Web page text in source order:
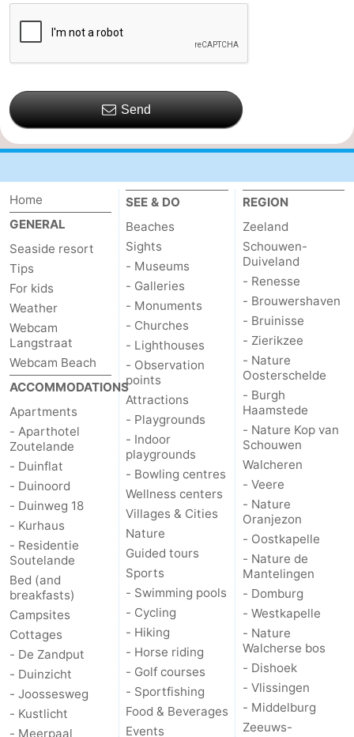
Send
Home
GENERAL
Seaside resort
Tips
For kids
Weather
Webcam
Langstraat
Webcam Beach
ACCOMMODATIONS
Apartments
- Aparthotel
Zoutelande
- Duinflat
- Duinoord
- Duinweg 18
- Kurhaus
- Residentie
Soutelande
Bed (and
breakfasts)
Campsites
Cottages
- De Zandput
- Duinzicht
- Joossesweg
- Kustlicht
- Meerpaal
SEE & DO
Beaches
Sights
- Museums
- Galleries
- Monuments
- Churches
- Lighthouses
- Observation
points
Attractions
- Playgrounds
- Indoor
playgrounds
- Bowling centres
Wellness centers
Villages & Cities
Nature
Guided tours
Sports
- Swimming pools
- Cycling
- Hiking
- Horse riding
- Golf courses
- Sportfishing
Food & Beverages
Events
REGION
Zeeland
Schouwen-
Duiveland
- Renesse
- Brouwershaven
- Bruinisse
- Zierikzee
- Nature
Oosterschelde
- Burgh
Haamstede
- Nature Kop van
Schouwen
Walcheren
- Veere
- Nature
Oranjezon
- Oostkapelle
- Nature de
Mantelingen
- Domburg
- Westkapelle
- Nature
Walcherse bos
- Dishoek
- Vlissingen
- Middelburg
Zeeuws-